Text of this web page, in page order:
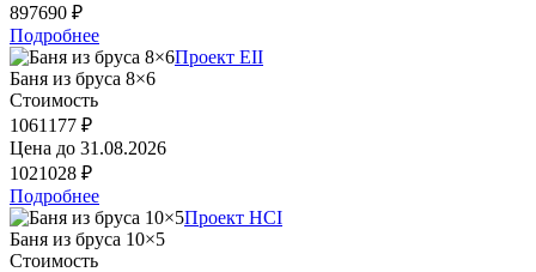
897690 ₽
Подробнее
Проект EII
Баня из бруса 8×6
Стоимость
1061177 ₽
Цена до 31.08.2026
1021028 ₽
Подробнее
Проект HCI
Баня из бруса 10×5
Стоимость